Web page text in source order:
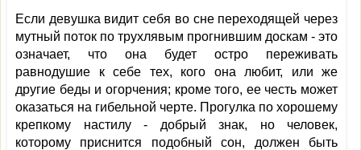
Если девушка видит себя во сне переходящей через
мутный поток по трухлявым прогнившим доскам - это
означает, что она будет остро переживать
равнодушие к себе тех, кого она любит, или же
другие беды и огорчения; кроме того, ее честь может
оказаться на гибельной черте. Прогулка по хорошему
крепкому настилу - добрый знак, но человек,
которому приснится подобный сон, должен быть